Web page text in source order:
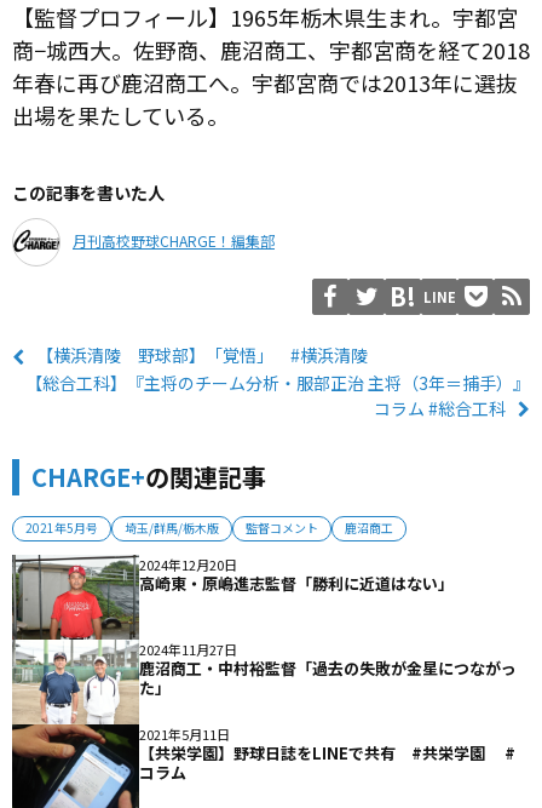
【監督プロフィール】1965年栃木県生まれ。宇都宮
商−城西大。佐野商、鹿沼商工、宇都宮商を経て2018
年春に再び鹿沼商工へ。宇都宮商では2013年に選抜
出場を果たしている。
この記事を書いた人
月刊高校野球CHARGE！編集部
LINE
【横浜清陵 野球部】「覚悟」 #横浜清陵
【総合工科】『主将のチーム分析・服部正治 主将（3年＝捕手）』
コラム #総合工科
CHARGE+の関連記事
2021年5月号 埼玉/群馬/栃木版 監督コメント 鹿沼商工
2024年12月20日
高崎東・原嶋進志監督「勝利に近道はない」
2024年11月27日
鹿沼商工・中村裕監督「過去の失敗が金星につながっ
た」
2021年5月11日
【共栄学園】野球日誌をLINEで共有 #共栄学園 #
コラム